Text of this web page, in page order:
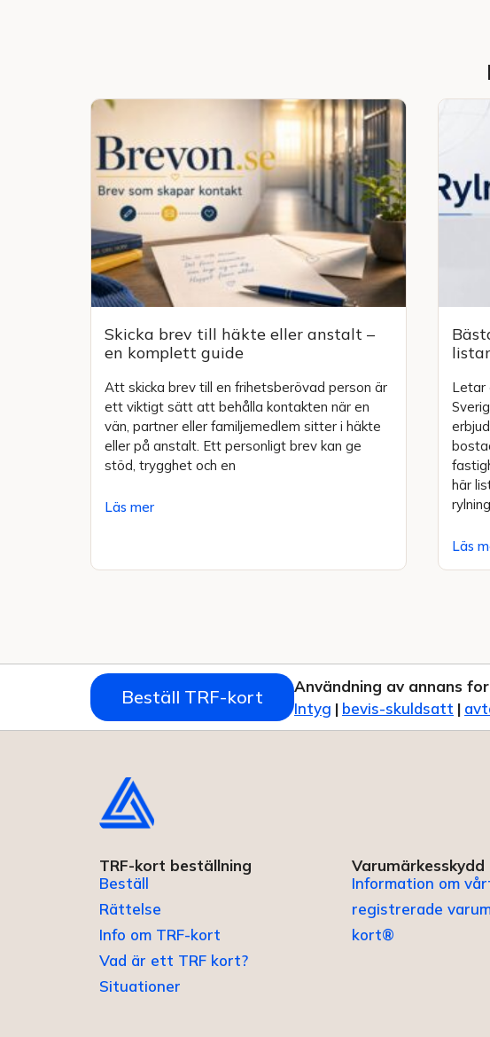
Skicka brev till häkte eller anstalt –
en komplett guide
Att skicka brev till en frihetsberövad person är
ett viktigt sätt att behålla kontakten när en
vän, partner eller familjemedlem sitter i häkte
eller på anstalt. Ett personligt brev kan ge
stöd, trygghet och en
Läs mer
Letar
här
Läs
Beställ TRF-kort
Användning av annans
Intyg | bevis-skuldsatt |
TRF-kort beställning
Beställ
Rättelse
Info om TRF-kort
Vad är ett TRF kort?
Situationer
Varumärkesskydd
Information om
registrerade
kort®